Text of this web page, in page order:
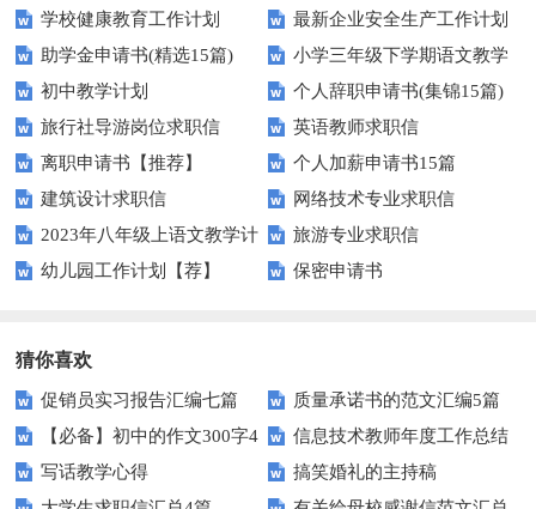
学校健康教育工作计划
最新企业安全生产工作计划
助学金申请书(精选15篇)
小学三年级下学期语文教学
计划10篇
初中教学计划
个人辞职申请书(集锦15篇)
旅行社导游岗位求职信
英语教师求职信
离职申请书【推荐】
个人加薪申请书15篇
建筑设计求职信
网络技术专业求职信
2023年八年级上语文教学计
划
旅游专业求职信
幼儿园工作计划【荐】
保密申请书
猜你喜欢
促销员实习报告汇编七篇
质量承诺书的范文汇编5篇
【必备】初中的作文300字4
篇
信息技术教师年度工作总结
写话教学心得
搞笑婚礼的主持稿